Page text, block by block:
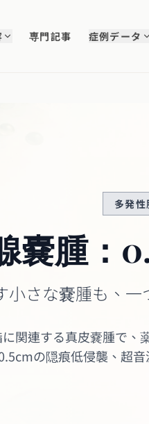
専門記事 症例データ
多発
嚢腫：
小さな嚢腫も、
関連する真皮嚢腫で
の隠痕低侵襲、超